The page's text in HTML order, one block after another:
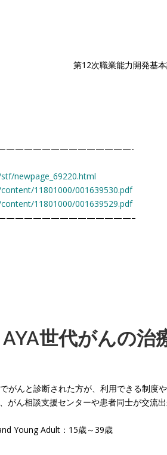
第12次職業能力開発基
newpage_69220.html
11801000/001639530.pdf
11801000/001639529.pdf
AYA世代がんの治
がんと診断された方が、利用できる制度
がん相談支援センターや患者同士が交流
Young Adult：15歳～39歳